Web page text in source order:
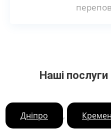
Наші послуги
Дніпро ,